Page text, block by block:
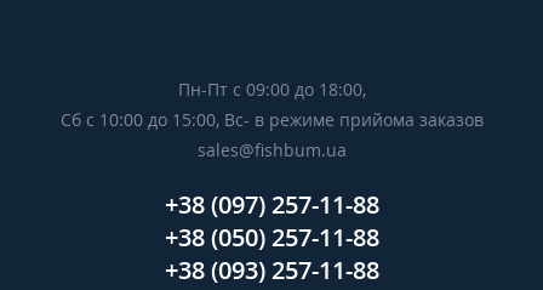
Пн-Пт с 09:00 до 18:00,
Сб с 10:00 до 15:00, Вс- в режиме прийома заказов
sales@fishbum.ua
+38 (097) 257-11-88
+38 (050) 257-11-88
+38 (093) 257-11-88